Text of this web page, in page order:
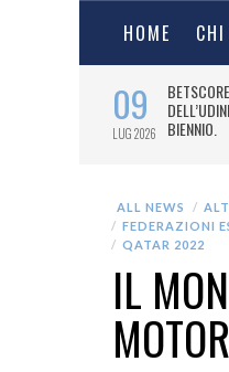
HOME
09
LUG 2026
BIENNIO.
ALL NEWS
FEDERAZIONI
QATAR 2022
IL